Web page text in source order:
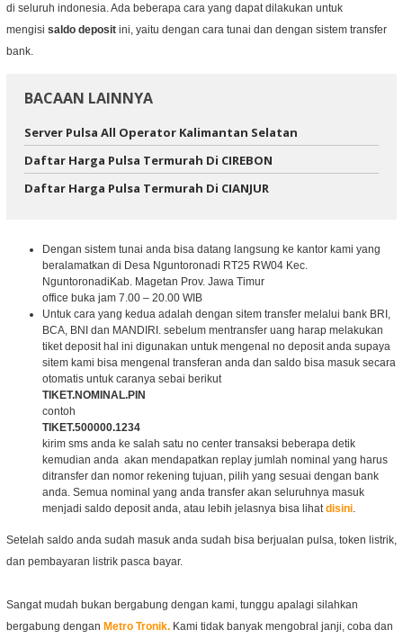
di seluruh indonesia. Ada beberapa cara yang dapat dilakukan untuk
mengisi saldo deposit ini, yaitu dengan cara tunai dan dengan sistem transfer
bank.
BACAAN LAINNYA
Server Pulsa All Operator Kalimantan Selatan
Daftar Harga Pulsa Termurah Di CIREBON
Daftar Harga Pulsa Termurah Di CIANJUR
Dengan sistem tunai anda bisa datang langsung ke kantor kami yang
beralamatkan di Desa Nguntoronadi RT25 RW04 Kec.
NguntoronadiKab. Magetan Prov. Jawa Timur
office buka jam 7.00 – 20.00 WIB
Untuk cara yang kedua adalah dengan sitem transfer melalui bank BRI,
BCA, BNI dan MANDIRI. sebelum mentransfer uang harap melakukan
tiket deposit hal ini digunakan untuk mengenal no deposit anda supaya
sitem kami bisa mengenal transferan anda dan saldo bisa masuk secara
otomatis untuk caranya sebai berikut
TIKET.NOMINAL.PIN
contoh
TIKET.500000.1234
kirim sms anda ke salah satu no center transaksi beberapa detik
kemudian anda akan mendapatkan replay jumlah nominal yang harus
ditransfer dan nomor rekening tujuan, pilih yang sesuai dengan bank
anda. Semua nominal yang anda transfer akan seluruhnya masuk
menjadi saldo deposit anda, atau lebih jelasnya bisa lihatdisini.
Setelah saldo anda sudah masuk anda sudah bisa berjualan pulsa, token listrik,
dan pembayaran listrik pasca bayar.
Sangat mudah bukan bergabung dengan kami, tunggu apalagi silahkan
bergabung dengan Metro Tronik. Kami tidak banyak mengobral janji, coba dan